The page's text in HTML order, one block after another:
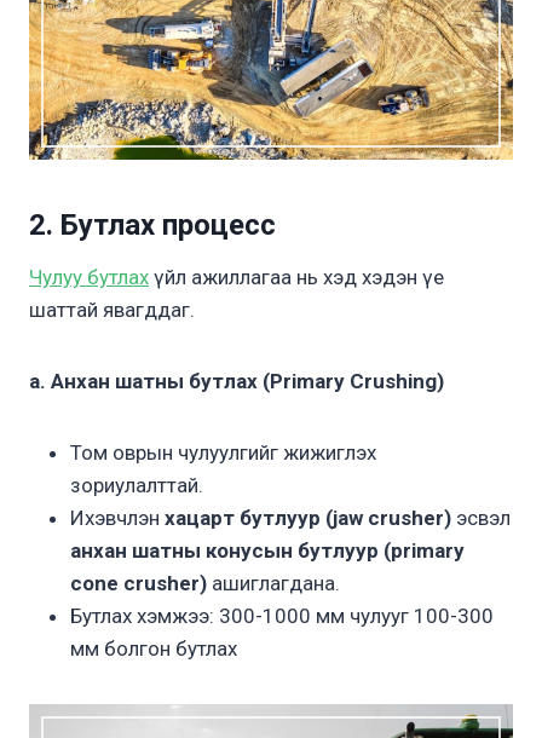
2. Бутлах процесс
Чулуу бутлах үйл ажиллагаа нь хэд хэдэн үе
шаттай явагддаг.
a. Анхан шатны бутлах (Primary Crushing)
Том оврын чулуулгийг жижиглэх
зориулалттай.
Ихэвчлэн хацарт бутлуур (jaw crusher) эсвэл
анхан шатны конусын бутлуур (primary
cone crusher) ашиглагдана.
Бутлах хэмжээ: 300-1000 мм чулууг 100-300
мм болгон бутлах